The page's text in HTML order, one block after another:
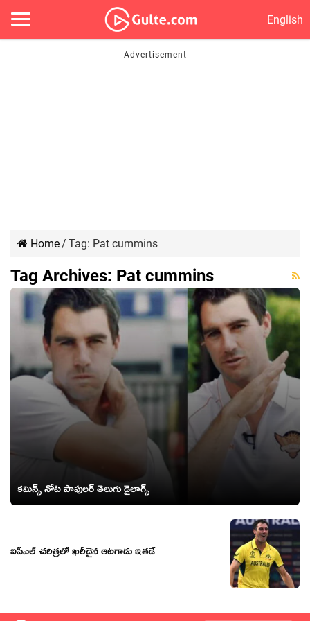
English
Home/ Tag: Pat cummins
Tag Archives: Pat cummins
కమిన్స్ నోట పాపులర్ తెలుగు డైలాగ్స్
ఐపీఎల్ చరిత్రలో ఖరీదైన ఆటగాడు ఇతడే